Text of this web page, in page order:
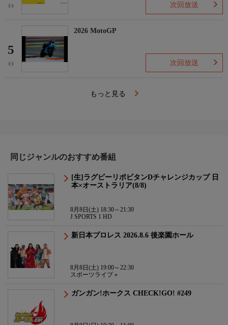
(-) 次回放送
5
(-)
2026 MotoGP
次回放送
もっと見る
同じジャンルのおすすめ番組
[生]ラグビーリポビタンDチャレンジカップ 日
本×オーストラリア(8/8)
8月8日(土) 18:30～21:30
J SPORTS 1 HD
新日本プロレス 2026.8.6 後楽園ホール
8月8日(土) 19:00～22:30
スポーツライブ＋
ガンガン!ホークス CHECK!GO! #249